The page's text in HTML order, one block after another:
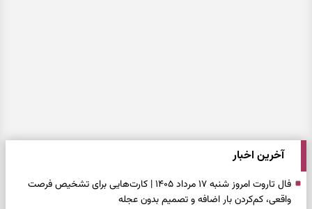
آخرین اخبار
فال تاروت امروز شنبه ۱۷ مرداد ۱۴۰۵ | کارت‌هایی برای تشخیص فرصت
واقعی، کم‌کردن بار اضافه و تصمیم بدون عجله